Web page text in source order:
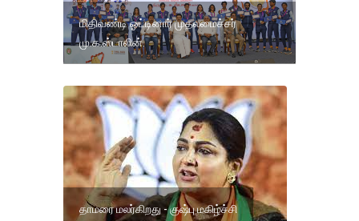
மிதிவண்டி ஓட்டினார் முதலமைச்சர்
மு.க.ஸ்டாலின்.
தாமரை மலர்கிறது - குஷ்பு மகிழ்ச்சி